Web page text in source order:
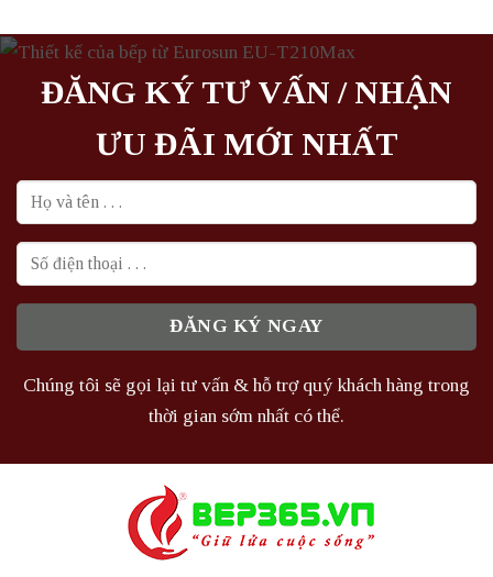
ĐĂNG KÝ TƯ VẤN / NHẬN
ƯU ĐÃI MỚI NHẤT
Chúng tôi sẽ gọi lại tư vấn & hỗ trợ quý khách hàng trong
thời gian sớm nhất có thể.